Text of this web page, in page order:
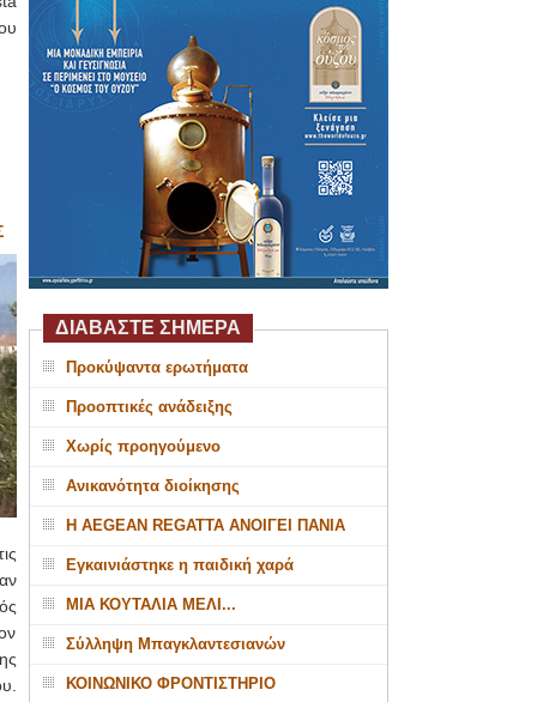
ΔΙΑΒΑΣΤΕ ΣΗΜΕΡΑ
Προκύψαντα ερωτήματα
Προοπτικές ανάδειξης
Χωρίς προηγούμενο
Ανικανότητα διοίκησης
Η AEGEAN REGATTA ΑΝΟΙΓΕΙ ΠΑΝΙΑ
Εγκαινιάστηκε η παιδική χαρά
ΜΙΑ ΚΟΥΤΑΛΙΑ ΜΕΛΙ...
Σύλληψη Μπαγκλαντεσιανών
ΚΟΙΝΩΝΙΚΟ ΦΡΟΝΤΙΣΤΗΡΙΟ